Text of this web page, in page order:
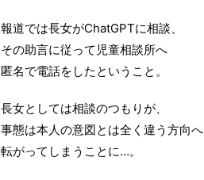
報道では長女がChatGPTに相談、
その助言に従って児童相談所へ
匿名で電話をしたということ。
長女としては相談のつもりが、
事態は本人の意図とは全く違う方向へ
転がってしまうことに…。